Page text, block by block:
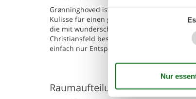
Grønninghoved ist ein beliebtes
Kulisse für einen gelungenen Urlaub
die mit wunderschöner Natur und
Christiansfeld besuchen – mit ihren
einfach nur Entspannung – hier ist für jeden
Raumaufteilung